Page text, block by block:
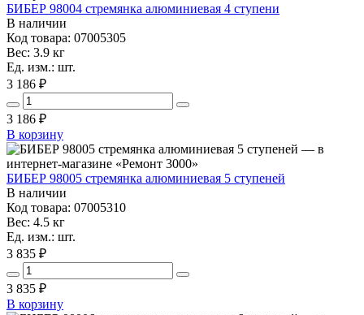
БИБЕР 98004 стремянка алюминиевая 4 ступени
В наличии
Код товара: 07005305
Вес: 3.9 кг
Ед. изм.: шт.
3 186 ₽
3 186 ₽
В корзину
БИБЕР 98005 стремянка алюминиевая 5 ступеней
В наличии
Код товара: 07005310
Вес: 4.5 кг
Ед. изм.: шт.
3 835 ₽
3 835 ₽
В корзину